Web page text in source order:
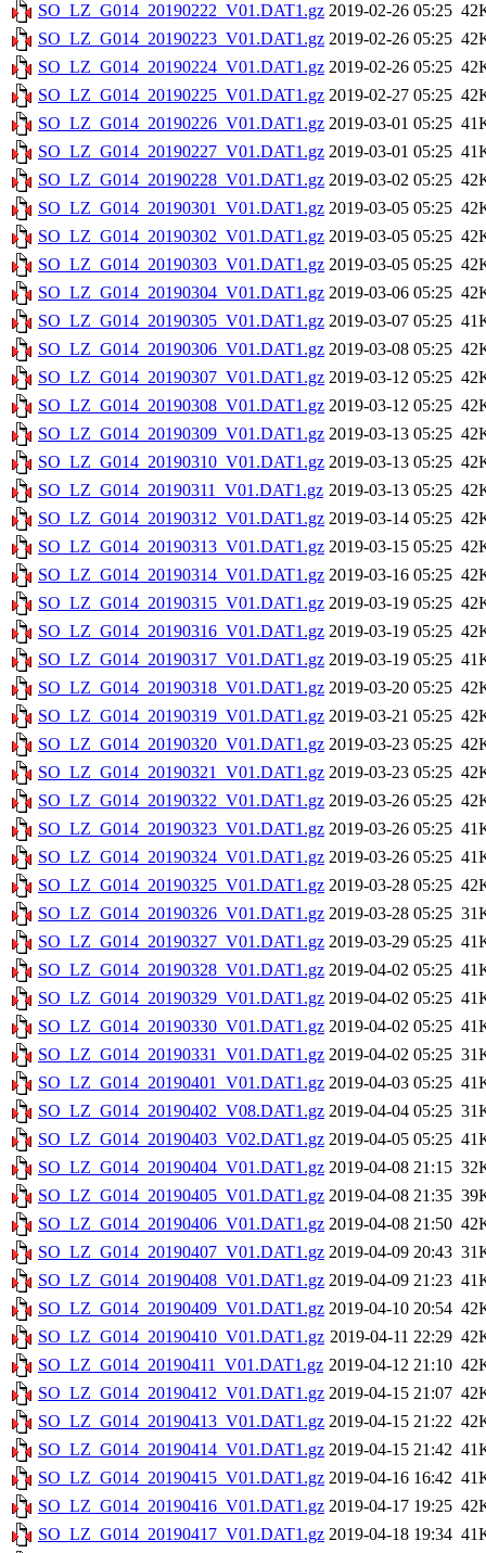
SO_LZ_G014_20190222_V01.DAT1.gz 2019-02-26 05:25
SO_LZ_G014_20190223_V01.DAT1.gz 2019-02-26 05:25
SO_LZ_G014_20190224_V01.DAT1.gz 2019-02-26 05:25
SO_LZ_G014_20190225_V01.DAT1.gz 2019-02-27 05:25
SO_LZ_G014_20190226_V01.DAT1.gz 2019-03-01 05:25
SO_LZ_G014_20190227_V01.DAT1.gz 2019-03-01 05:25
SO_LZ_G014_20190228_V01.DAT1.gz 2019-03-02 05:25
SO_LZ_G014_20190301_V01.DAT1.gz 2019-03-05 05:25
SO_LZ_G014_20190302_V01.DAT1.gz 2019-03-05 05:25
SO_LZ_G014_20190303_V01.DAT1.gz 2019-03-05 05:25
SO_LZ_G014_20190304_V01.DAT1.gz 2019-03-06 05:25
SO_LZ_G014_20190305_V01.DAT1.gz 2019-03-07 05:25
SO_LZ_G014_20190306_V01.DAT1.gz 2019-03-08 05:25
SO_LZ_G014_20190307_V01.DAT1.gz 2019-03-12 05:25
SO_LZ_G014_20190308_V01.DAT1.gz 2019-03-12 05:25
SO_LZ_G014_20190309_V01.DAT1.gz 2019-03-13 05:25
SO_LZ_G014_20190310_V01.DAT1.gz 2019-03-13 05:25
SO_LZ_G014_20190311_V01.DAT1.gz 2019-03-13 05:25
SO_LZ_G014_20190312_V01.DAT1.gz 2019-03-14 05:25
SO_LZ_G014_20190313_V01.DAT1.gz 2019-03-15 05:25
SO_LZ_G014_20190314_V01.DAT1.gz 2019-03-16 05:25
SO_LZ_G014_20190315_V01.DAT1.gz 2019-03-19 05:25
SO_LZ_G014_20190316_V01.DAT1.gz 2019-03-19 05:25
SO_LZ_G014_20190317_V01.DAT1.gz 2019-03-19 05:25
SO_LZ_G014_20190318_V01.DAT1.gz 2019-03-20 05:25
SO_LZ_G014_20190319_V01.DAT1.gz 2019-03-21 05:25
SO_LZ_G014_20190320_V01.DAT1.gz 2019-03-23 05:25
SO_LZ_G014_20190321_V01.DAT1.gz 2019-03-23 05:25
SO_LZ_G014_20190322_V01.DAT1.gz 2019-03-26 05:25
SO_LZ_G014_20190323_V01.DAT1.gz 2019-03-26 05:25
SO_LZ_G014_20190324_V01.DAT1.gz 2019-03-26 05:25
SO_LZ_G014_20190325_V01.DAT1.gz 2019-03-28 05:25
SO_LZ_G014_20190326_V01.DAT1.gz 2019-03-28 05:25
SO_LZ_G014_20190327_V01.DAT1.gz 2019-03-29 05:25
SO_LZ_G014_20190328_V01.DAT1.gz 2019-04-02 05:25
SO_LZ_G014_20190329_V01.DAT1.gz 2019-04-02 05:25
SO_LZ_G014_20190330_V01.DAT1.gz 2019-04-02 05:25
SO_LZ_G014_20190331_V01.DAT1.gz 2019-04-02 05:25
SO_LZ_G014_20190401_V01.DAT1.gz 2019-04-03 05:25
SO_LZ_G014_20190402_V08.DAT1.gz 2019-04-04 05:25
SO_LZ_G014_20190403_V02.DAT1.gz 2019-04-05 05:25
SO_LZ_G014_20190404_V01.DAT1.gz 2019-04-08 21:15
SO_LZ_G014_20190405_V01.DAT1.gz 2019-04-08 21:35
SO_LZ_G014_20190406_V01.DAT1.gz 2019-04-08 21:50
SO_LZ_G014_20190407_V01.DAT1.gz 2019-04-09 20:43
SO_LZ_G014_20190408_V01.DAT1.gz 2019-04-09 21:23
SO_LZ_G014_20190409_V01.DAT1.gz 2019-04-10 20:54
SO_LZ_G014_20190410_V01.DAT1.gz 2019-04-11 22:29
SO_LZ_G014_20190411_V01.DAT1.gz 2019-04-12 21:10
SO_LZ_G014_20190412_V01.DAT1.gz 2019-04-15 21:07
SO_LZ_G014_20190413_V01.DAT1.gz 2019-04-15 21:22
SO_LZ_G014_20190414_V01.DAT1.gz 2019-04-15 21:42
SO_LZ_G014_20190415_V01.DAT1.gz 2019-04-16 16:42
SO_LZ_G014_20190416_V01.DAT1.gz 2019-04-17 19:25
SO_LZ_G014_20190417_V01.DAT1.gz 2019-04-18 19:34